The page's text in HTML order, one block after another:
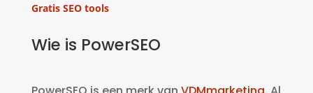
Gratis SEO tools
Wie is PowerSEO